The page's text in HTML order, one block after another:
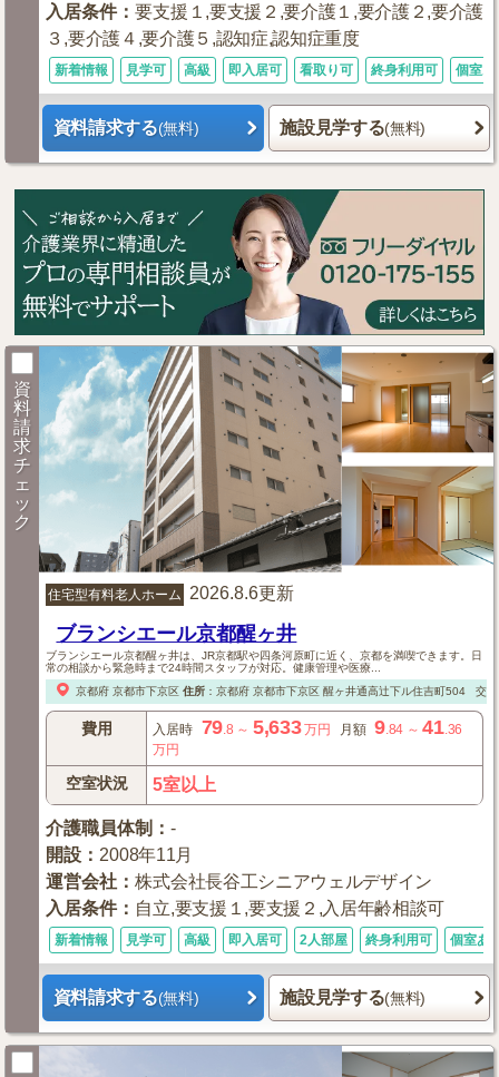
入居条件：要支援１,要支援２,要介護１,要介護２,要介護
３,要介護４,要介護５,認知症,認知症重度
新着情報 見学可 高級 即入居可 看取り可 終身利用可 個室あ
資料請求する(無料) 施設見学する(無料)
資
料
請
求
チ
ェ
ッ
ク
住宅型有料老人ホーム 2026.8.6更新
ブランシエール京都醒ヶ井
ブランシエール京都醒ヶ井は、JR京都駅や四条河原町に近く、京都を満喫できます。日
常の相談から緊急時まで24時間スタッフが対応。健康管理や医療...
京都府 京都市下京区 住所： 京都府 京都市下京区醒ヶ井通高辻下ル住吉町504 交
費用 入居時 79.8 ～ 5,633万円 月額 9.84 ～41.36
万円
空室状況 5室以上
介護職員体制 ：-
開設 ： 2008年11月
運営会社 ：株式会社長谷工シニアウェルデザイン
入居条件： 自立,要支援１,要支援２,入居年齢相談可
新着情報 見学可 高級 即入居可 2人部屋 終身利用可 個室あ
資料請求する(無料) 施設見学する(無料)